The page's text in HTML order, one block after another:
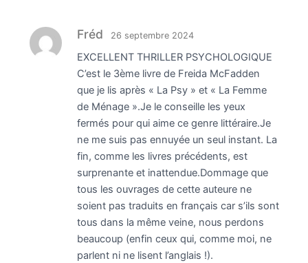
Fréd 26 septembre 2024
EXCELLENT THRILLER PSYCHOLOGIQUE
C’est le 3ème livre de Freida McFadden
que je lis après « La Psy » et « La Femme
de Ménage ».Je le conseille les yeux
fermés pour qui aime ce genre littéraire.Je
ne me suis pas ennuyée un seul instant. La
fin, comme les livres précédents, est
surprenante et inattendue.Dommage que
tous les ouvrages de cette auteure ne
soient pas traduits en français car s’ils sont
tous dans la même veine, nous perdons
beaucoup (enfin ceux qui, comme moi, ne
parlent ni ne lisent l’anglais !).